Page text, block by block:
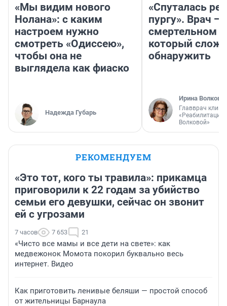
«Мы видим нового
Нолана»: с каким
настроем нужно
смотреть «Одиссею»,
чтобы она не
выглядела как фиаско
Надежда Губарь
«Спуталась
пургу». Врач —
смертельном
который
обнаружить
Ирина Волкова
Главврач
«Реабилитация
Волковой»
РЕКОМЕНДУЕМ
«Это тот, кого ты травила»: прикамца
приговорили к 22 годам за убийство
семьи его девушки, сейчас он звонит
ей с угрозами
7 часов 7 653 21
«Чисто все мамы и все дети на свете»: как
медвежонок Момота покорил буквально весь
интернет. Видео
Как приготовить ленивые беляши — простой способ
от жительницы Барнаула